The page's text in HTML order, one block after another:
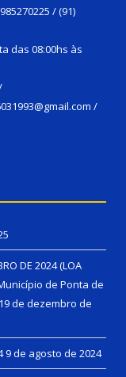
/ (91)
das 08:00hs às
/
DE 2024 (LOA
de Ponta de
19 de dezembro de
9 de agosto de 2024